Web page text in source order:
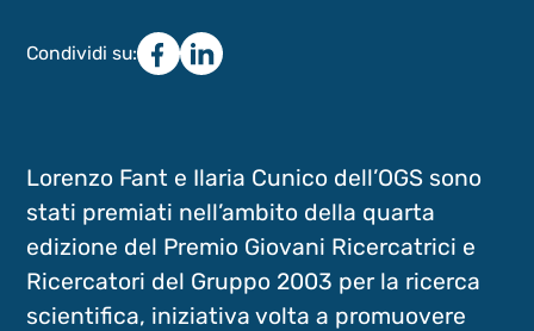
Condividi su:
Lorenzo Fant e Ilaria Cunico dell’OGS sono
stati premiati nell’ambito della quarta
edizione del Premio Giovani Ricercatrici e
Ricercatori del Gruppo 2003 per la ricerca
scientifica, iniziativa volta a promuovere